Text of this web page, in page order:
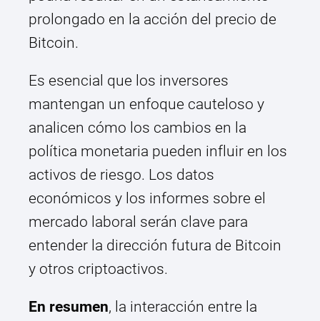
prolongado en la acción del precio de
Bitcoin.
Es esencial que los inversores
mantengan un enfoque cauteloso y
analicen cómo los cambios en la
política monetaria pueden influir en los
activos de riesgo. Los datos
económicos y los informes sobre el
mercado laboral serán clave para
entender la dirección futura de Bitcoin
y otros criptoactivos.
En resumen, la interacción entre la